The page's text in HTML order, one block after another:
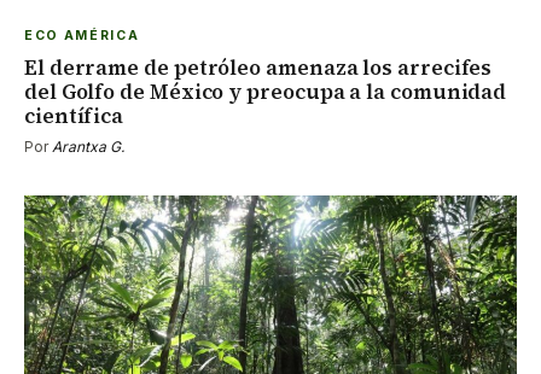
ECO AMÉRICA
El derrame de petróleo amenaza los arrecifes
del Golfo de México y preocupa a la comunidad
científica
PorArantxa G.